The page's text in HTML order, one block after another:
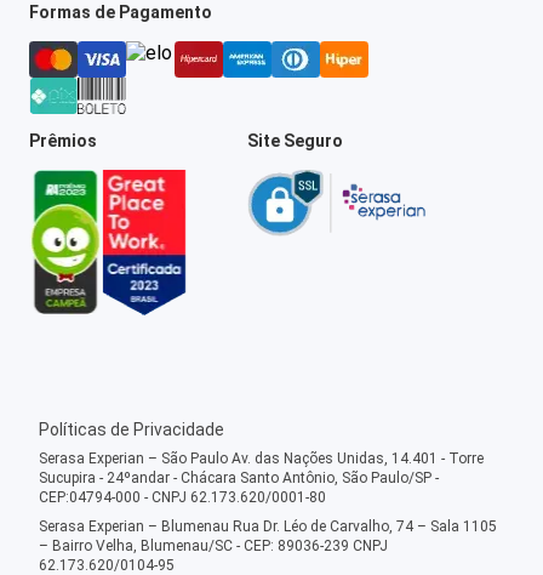
Formas de Pagamento
Prêmios Site Seguro
Políticas de Privacidade
Serasa Experian – São Paulo Av. das Nações Unidas, 14.401 - Torre
Sucupira - 24ºandar - Chácara Santo Antônio, São Paulo/SP -
CEP:04794-000 - CNPJ 62.173.620/0001-80
Serasa Experian – Blumenau Rua Dr. Léo de Carvalho, 74 – Sala 1105
– Bairro Velha, Blumenau/SC - CEP: 89036-239 CNPJ
62.173.620/0104-95